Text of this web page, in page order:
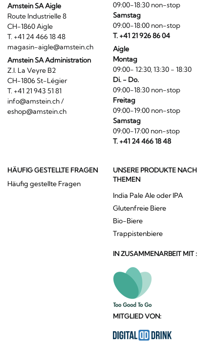
Amstein SA Aigle
Route Industrielle 8
CH-1860 Aigle
T. +41 24 466 18 48
magasin-aigle@amstein.ch
Amstein SA Administration
Z.I. La Veyre B2
CH-1806 St-Légier
T. +41 21 943 51 81
info@amstein.ch/
eshop@amstein.ch
09:00-18:30 non-stop
Samstag
09:00-18:00 non-stop
T. +41 21 926 86 04
Aigle
Montag
09:00- 12:30, 13:30 - 18:30
Di. - Do.
09:00-18:30 non-stop
Freitag
09:00-19:00 non-stop
Samstag
09:00-17:00 non-stop
T. +41 24 466 18 48
HÄUFIG GESTELLTE FRAGEN
Häufig gestellte Fragen
UNSERE PRODUKTE NACH
THEMEN
India Pale Ale oder IPA
Glutenfreie Biere
Bio-Biere
Trappistenbiere
IN ZUSAMMENARBEIT MIT :
MITGLIED VON: